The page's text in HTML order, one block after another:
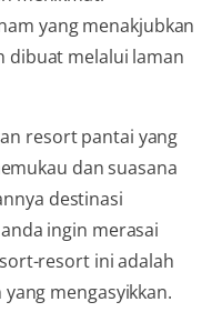
yang menakjubkan
dibuat melalui laman
resort pantai yang
dan suasana
destinasi
ingin merasai
resort ini adalah
mengasyikkan.